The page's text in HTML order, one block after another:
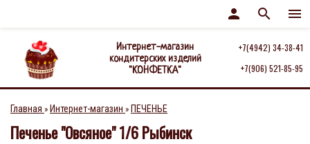
menu
search
person
Интернет-магазин
кондитерских изделий
"КОНФЕТКА"
+7(4942) 34-38-41
+7(906) 521-85-95
Главная » Интернет-магазин » ПЕЧЕНЬЕ
Печенье "Овсяное" 1/6 Рыбинск